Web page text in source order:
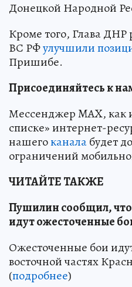
Донецкой Народной
Кроме того, Глава ДНР
ВС РФулучшили
Пришибе.
Присоединяйтесь к
Мессенджер MAX, как
списке» интернет-
нашегоканалабудет
ограничений
ЧИТАЙТЕ ТАКЖЕ
Пушилин сообщил,
идут ожесточенные
Ожесточенные бои
восточной частях
(подробнее)